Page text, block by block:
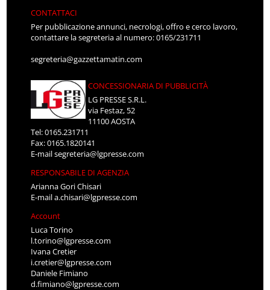
CONTATTACI
Per pubblicazione annunci, necrologi, offro e cerco lavoro,
contattare la segreteria al numero: 0165/231711
segreteria@gazzettamatin.com
CONCESSIONARIA DI PUBBLICITÀ
LG PRESSE S.R.L.
via Festaz, 52
11100 AOSTA
Tel: 0165.231711
Fax: 0165.1820141
E-mailsegreteria@lgpresse.com
RESPONSABILE DI AGENZIA
Arianna Gori Chisari
E-maila.chisari@lgpresse.com
Account
Luca Torino
l.torino@lgpresse.com
Ivana Cretier
i.cretier@lgpresse.com
Daniele Fimiano
d.fimiano@lgpresse.com